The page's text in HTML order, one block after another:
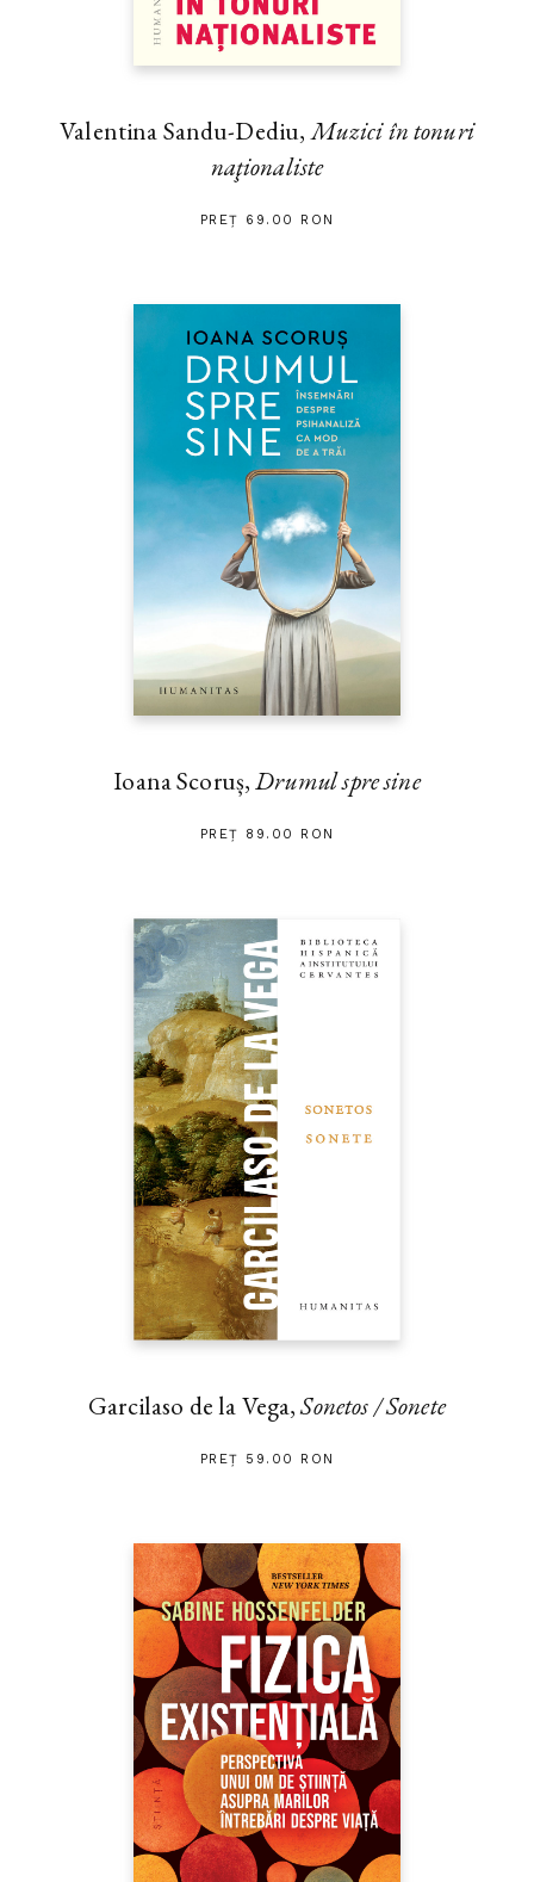
Valentina Sandu-Dediu,Muzici în tonuri
naţionaliste
PREȚ 69.00 RON
Ioana Scoruș,Drumul spre sine
PREȚ 89.00 RON
Garcilaso de la Vega,Sonetos / Sonete
PREȚ 59.00 RON